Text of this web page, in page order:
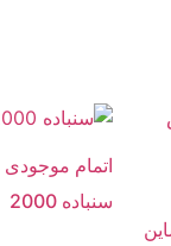
اتمام موجودی
سنباده 2000